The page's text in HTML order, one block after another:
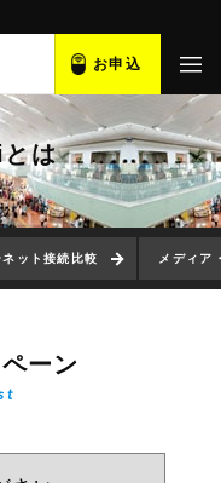
お申込
は
ネット接続比較 メディア
ーン